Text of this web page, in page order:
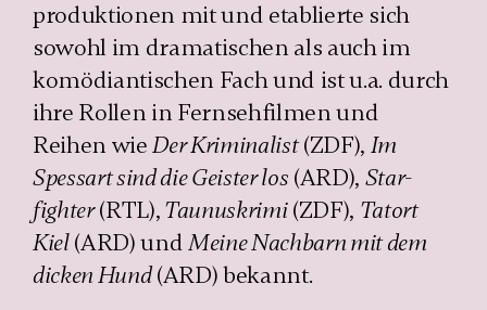
produktionen mit und etablierte sich
sowohl im dramatischen als auch im
komödiantischen Fach und ist u.a. durch
ihre Rollen in Fernseh­filmen und
Reihen wieDer Kriminalist(ZDF), Im
Spessart sind die Geister los (ARD), Star­
fighter(RTL),Taunus­krimi(ZDF), Tatort
Kiel(ARD) undMeine Nachbarn mit dem
dicken Hund(ARD) bekannt.